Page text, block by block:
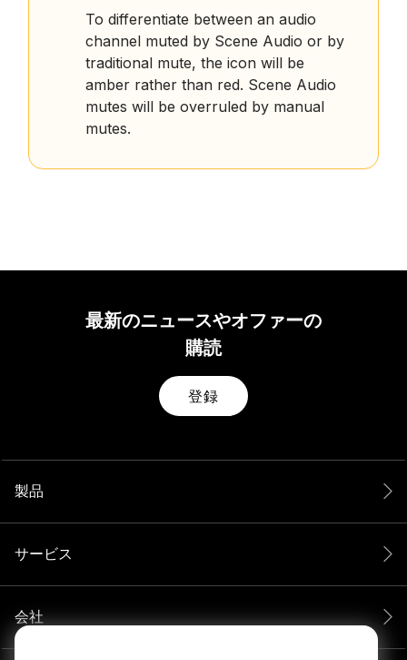
To differentiate between an audio
channel muted by Scene Audio or by
traditional mute, the icon will be
amber rather than red. Scene Audio
mutes will be overruled by manual
mutes.
最新のニュースやオファーの
購読
登録
製品
サービス
会社